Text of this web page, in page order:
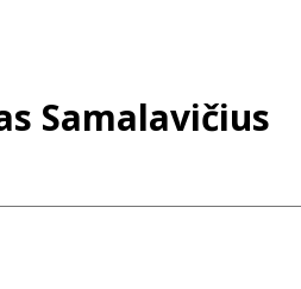
Samalavičius